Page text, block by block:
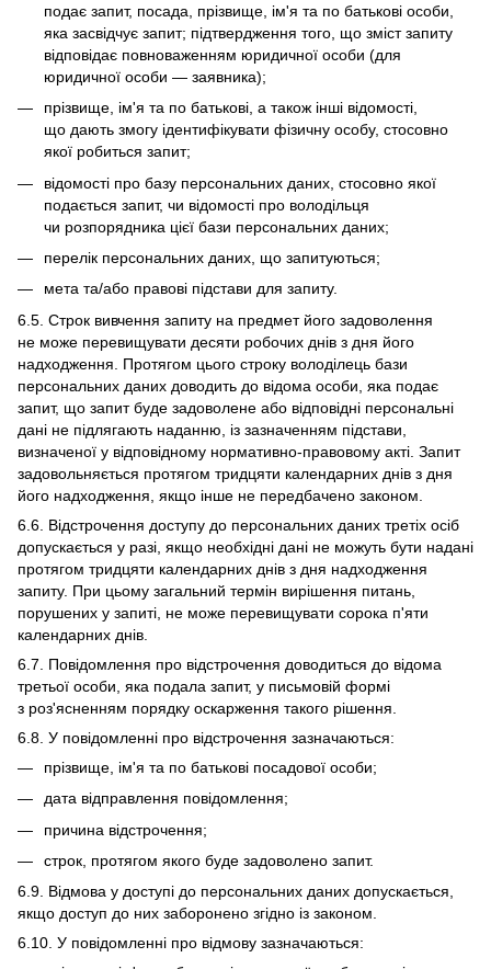
подає запит, посада, прізвище, ім'я та по батькові особи,
яка засвідчує запит; підтвердження того, що зміст запиту
відповідає повноваженням юридичної особи (для
юридичної особи — заявника);
прізвище, ім'я та по батькові, а також інші відомості,
що дають змогу ідентифікувати фізичну особу, стосовно
якої робиться запит;
відомості про базу персональних даних, стосовно якої
подається запит, чи відомості про володільця
чи розпорядника цієї бази персональних даних;
перелік персональних даних, що запитуються;
мета та/або правові підстави для запиту.
6.5. Строк вивчення запиту на предмет його задоволення
не може перевищувати десяти робочих днів з дня його
надходження. Протягом цього строку володілець бази
персональних даних доводить до відома особи, яка подає
запит, що запит буде задоволене або відповідні персональні
дані не підлягають наданню, із зазначенням підстави,
визначеної у відповідному нормативно-правовому акті. Запит
задовольняється протягом тридцяти календарних днів з дня
його надходження, якщо інше не передбачено законом.
6.6. Відстрочення доступу до персональних даних третіх осіб
допускається у разі, якщо необхідні дані не можуть бути надані
протягом тридцяти календарних днів з дня надходження
запиту. При цьому загальний термін вирішення питань,
порушених у запиті, не може перевищувати сорока п'яти
календарних днів.
6.7. Повідомлення про відстрочення доводиться до відома
третьої особи, яка подала запит, у письмовій формі
з роз'ясненням порядку оскарження такого рішення.
6.8. У повідомленні про відстрочення зазначаються:
прізвище, ім'я та по батькові посадової особи;
дата відправлення повідомлення;
причина відстрочення;
строк, протягом якого буде задоволено запит.
6.9. Відмова у доступі до персональних даних допускається,
якщо доступ до них заборонено згідно із законом.
6.10. У повідомленні про відмову зазначаються: